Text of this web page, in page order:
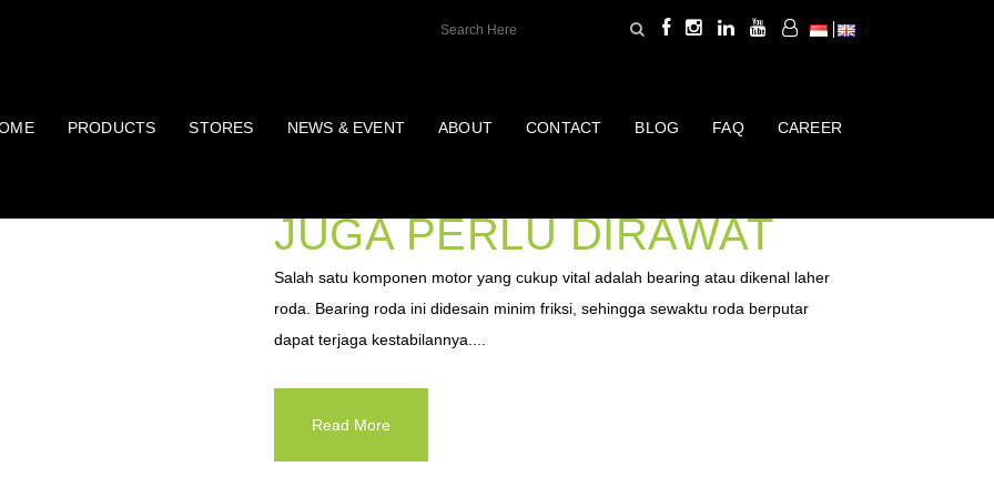
PRODUCTS STORES NEWS & EVENT ABOUT CONTACT BLOG FAQ CAREER
JUGA PERLU DIRAWAT
Salah satu komponen motor yang cukup vital adalah bearing atau dikenal laher
roda. Bearing roda ini didesain minim friksi, sehingga sewaktu roda berputar
dapat terjaga kestabilannya....
Read More